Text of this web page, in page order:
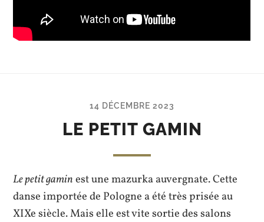
14 DÉCEMBRE 2023
LE PETIT GAMIN
Le petit gaminest une mazurka auvergnate. Cette
danse importée de Pologne a été très prisée au
XIXe siècle. Mais elle est vite sortie des salons